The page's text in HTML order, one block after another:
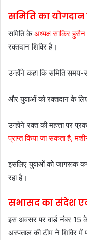
समिति का
समिति केअध्यक्ष साकिर हुसैन
रक्तदान शिविर है।
उन्होंने कहा कि समिति
और युवाओं को रक्तदान के
उन्होंने रक्त की महत्ता पर
प्राप्त किया जा सकता है,
इसलिए युवाओं को जागरूक
रहा है।
सभासद का संदेश
इस अवसर पर वार्ड नंबर 15
अस्पताल की टीम ने शिविर